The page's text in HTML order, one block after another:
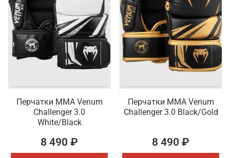
Перчатки ММА Venum
Challenger 3.0
White/Black
8 490 ₽
Перчатки ММА Venum
Challenger 3.0 Black/Gold
8 490 ₽